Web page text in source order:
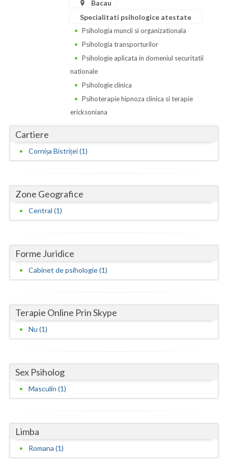
Hunedoara
Ialomita
Ilfov
Maramures
Mures
Neamt
Prahova
Sibiu
Timis
Tulcea
Bacau
Specialitati psihologice atestate
Psihologia muncii si organizationala
Psihologia transporturilor
Psihologie aplicata in domeniul securitatii
nationale
Psihologie clinica
Psihoterapie hipnoza clinica si terapie
ericksoniana
Cartiere
Cornișa Bistriței (1)
Zone Geografice
Central (1)
Forme Juridice
Cabinet de psihologie (1)
Terapie Online Prin Skype
Nu (1)
Sex Psiholog
Masculin (1)
Limba
Romana (1)